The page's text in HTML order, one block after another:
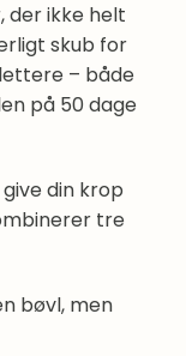
der ikke helt
skub for
– både
på 50 dage
din krop
tre
bøvl, men